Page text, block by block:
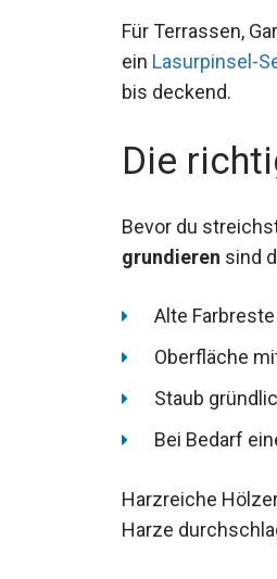
Für Terrassen,
ein Lasurpinsel-
bis deckend.
Die
Bevor du
grundieren sind
Alte
Oberfläche
Staub
Bei Bedarf
Harzreiche
Harze